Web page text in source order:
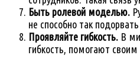
Быть ролевой моделью.
не способно так
Проявляйте гибкость. В
гибкость, помогают